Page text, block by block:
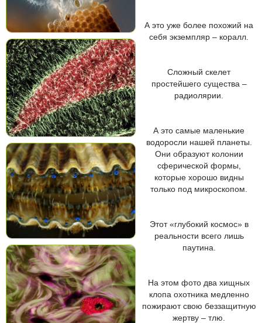
А это уже более похожий на
себя экземпляр – коралл.
Сложный скелет
простейшего существа –
радиолярии.
А это самые маленькие
водоросли нашей планеты.
Они образуют колонии
сферической формы,
которые хорошо видны
только под микроскопом.
Этот «глубокий космос» в
реальности всего лишь
паутина.
На этом фото два хищных
клопа охотника медленно
пожирают свою беззащитную
жертву – тлю.